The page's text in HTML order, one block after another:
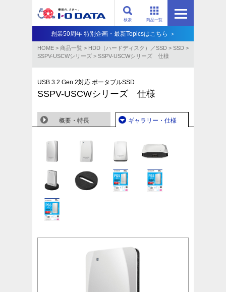
商品一覧
検索
創業50周年 特別企画・最新Topicsはこちら ＞
HOME > 商品一覧 > HDD（ハードディスク）／SSD > SSD >
SSPV-USCWシリーズ > SSPV-USCWシリーズ 仕様
USB 3.2 Gen 2対応 ポータブルSSD
SSPV-USCWシリーズ 仕様
概要・特長 ギャラリー・仕様